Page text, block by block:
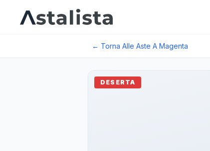
← Torna Alle Aste A Magenta
DESERTA